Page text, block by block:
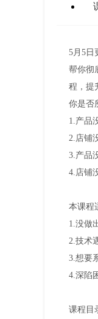
5月5日
帮你彻
程，提
你是否
1.产品
2.店铺
3.产品
4.店铺
本课程
1.没做
2.技术
3.想要
4.深陷
课程目